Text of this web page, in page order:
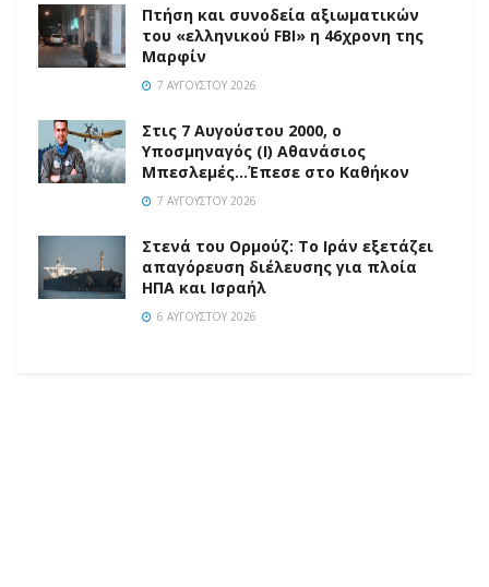
Πτήση και συνοδεία αξιωματικών
του «ελληνικού FBI» η 46χρονη της
Μαρφίν
7 ΑΥΓΟΎΣΤΟΥ 2026
Στις 7 Αυγούστου 2000, ο
Υποσμηναγός (Ι) Αθανάσιος
Μπεσλεμές…Έπεσε στο Καθήκον
7 ΑΥΓΟΎΣΤΟΥ 2026
Στενά του Ορμούζ: Το Ιράν εξετάζει
απαγόρευση διέλευσης για πλοία
ΗΠΑ και Ισραήλ
6 ΑΥΓΟΎΣΤΟΥ 2026